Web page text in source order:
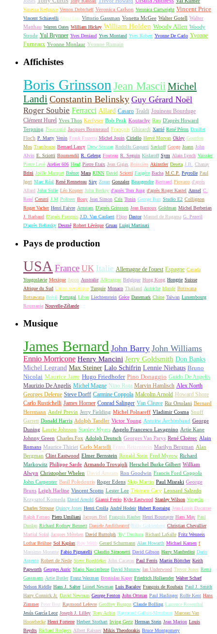
Vanessa Redgrave Vernon Dobtcheff Veronica Carlson Veronica Cartwright Vincent Price
Vincent Schiavelli Virna Lisi Vittorio Gassman Vonetta McGee Walter Gotell Walter
Matthau Warren Oates William Hickey William Holden Woody Allen Woody
Strode Yul Brynner Yves Deniaud Yves Montand Yves Robert Yvonne De Carlo Yvonne
Furneaux Yvonne Monlaur Yvonne Romain
Affichistes
Boris Grinsson Jean Mascii Michel
LandiConstantin Belinsky Guy Gérard Noël
Roger Soubie Ferracci Allard Casaro Tealdi Jouineau Bourduge
Clément Hurel Yves Thos Kerfyser Bob Peak Koutachy Rau D'après Howard
Terpning Fourastié Jacques Bonneaud François Ghirardi Xarrié René Péron Druillet
Floc'h P. Marty Venin Frank Frazetta Michel Jouin Ciriello Hervé Morvan Okley Gourdon
Mos Trambouze Bernard Lancy Drew Struzan Rodolfo Gasparri Savkoff Googe Joann John
Alvin E. Sciotti Boumendil R. Geleng Fouteau R. Seguin Kislaroff Sym Alain Lynch Vaissier
Pierre Levé Atelier 606 Head Pierre Etaix Jean Gigax Boissière Akinstler Deseta J.B.
Chanay
Brini Joëlle Marquet Brénot Mara RINN David Sciotti Faugère Bacha M.C.P. Peyrolle Paul
Igert Marc Réal René Renneteau Siry Zoran Gonzalez Beaugendre Bertrand Piovano d'après
Allard John Solie Léo Kouper John Berkey d'après Tom Jung d'après Roger Kastel Amsel C.
René Cerutti J.M Politeer Bouy Jean Simon Cris Tonin George Barr Studio E2 Collignon
Roger Vacher Henri Faivre Arnstam D'après Grinsson Jean Barnoux Goldman Michel Berberian
J. Barbaud D'après François J.D. Van Caulaert Flipo Dastor Manuel de Rugama G. Pezeril
D'après Belinsky Desmé Robert Lévèque Gruau Luigi Martinati
Pays de production
USA France UK Italie Allemagne de l'ouest Espagne Canada
Yougoslavie Mexique Japon Australie Allemagne Belgique Hong Kong Hongrie Suisse
Afrique du Sud Union soviétique Turquie Monaco Thaïland Autriche Irlande Botswana
Botsawana Brésil Portugal Liban Liechtenstein Grèce Danemark Chine Taïwan Luxembourg
Roumanie Nouvelle-Zélande
Musique
James Bernard John Barry John Williams
Ennio Morricone Henry Mancini Jerry Goldsmith Don Banks
Michel Legrand Max Steiner Lalo Schifrin Lennie Niehaus Bruno
Nicolai Maurice Jarre Hugo Friedhofer Pino Donaggio Guido De Angelis
Maurizio De Angelis Michel Magne Nino Rota Marvin Hamlisch Alex North
Georges Delerue Steve Dorff Carmine Coppola Malcolm Arnold Howard Shore
Carlo Rustichelli James Horner Conrad Salinger Van Cleave Riz Ortolani Bernard
Herrmann André Previn Jerry Fielding Michel Polnareff Vladimir Cosma Snuff
Garrett Donald Harris Adolph Tandler Victor Young Antoine Archimbaud George
Duning Laurie Johnson Stanley Myers Angelo Francesco Lavagnino Artie Kane
Johnny Green Charles Fox Adolph Deutsch Georges Van Parys René Cloërec Alain
Romans Maurice Thiriet Carlo Martelli Franz Reizenstein Marilyn Bergman Alan
Bergman Clint Eastwood Elmer Bernstein Ronald Stein Fred Myrow Richard
Markowitz Philippe Sarde Armando Trovajoli Herschel Burke Gilbert William
Alwyn Christopher Whelen David Amram Ron Goodwin Francis Ford Coppola
John Carpenter Basil Poledouris Roger Edens Skip Martin Paul Misraki George
Bruns Leigh Harline Vincent Scotto Lester Lee Tristram Cary Leonard Salzedo
Krzysztof Komeda David Arnold Gianni Ferrio Kyle Eastwood Stanley Wilson Vangelis
Charles Strouse Quincy Jones Henri Crolla André Hodeir Hubert Rostaing Jean-Louis Ducarme
Ralph Ferraro Piero Umiliani Jacques Brel François Rauber Henri Bourtayre Hans May Paul
Dunlap Richard Rodney Bennett Daniele Amfitheatrof Billy Goldenberg Christian Chevallier
Martial Solal Jacques Métehen David Buttolph 'By' Dunham Richard LaSalle Fritz Wenneis
Lothar Brühne Sol Kaplan Roy Webb Gerard Schurmann Alan Howarth Michael Kamen f
Massimo Morante Fabio Pignatelli Claudio Simonetti David Gibson Harry Manfredini Dario
Argento Robert de Nesle Steve Boeddeker John Cacavas Paul Ferris Martin Böttcher Keith
Papworth Georges Auric Mario Nascimbene David Munrow Ian Underwood Trevor Jones Remi
Gassmann Artie Butler Franz Waxman Bronislau Kaper Friedrich Hollaender Walter Scharf
Nelson Riddle Hans J. Salter Lionel Newman Luis Bacalov François de Roubaix Paul J. Smith
Harry Connick Jr. David Newman George Fenton John Ottman Paul Haslinger Rolfe Kent Hans
Zimmer Peter Best Raymond Lefevre Geoffrey Burgon Claude Bolling Laurence Rosenthal
Jesús García Leoz Joseph J. Lilley Tony Aubin Raymond Gallois-Montbrun Marceau Van
Hoorebecke Henri Forterre Herbert Stothart Irving Gertz Herman Stein Jean Marion Louis
Beydts Richard Rodgers Albert Raisner Mikis Theodorakis Bruce Montgomery